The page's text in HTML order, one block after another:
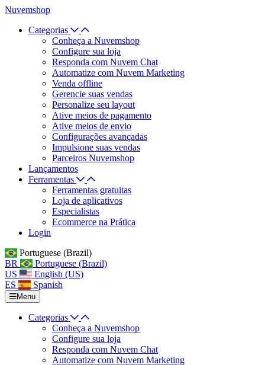
Nuvemshop
Categorias
Conheça a Nuvemshop
Configure sua loja
Responda com Nuvem Chat
Automatize com Nuvem Marketing
Venda offline
Gerencie suas vendas
Personalize seu layout
Ative meios de pagamento
Ative meios de envio
Configurações avançadas
Impulsione suas vendas
Parceiros Nuvemshop
Lançamentos
Ferramentas
Ferramentas gratuitas
Loja de aplicativos
Especialistas
Ecommerce na Prática
Login
Portuguese (Brazil)
BR
Portuguese (Brazil)
US
English (US)
ES
Spanish
Menu
Categorias
Conheça a Nuvemshop
Configure sua loja
Responda com Nuvem Chat
Automatize com Nuvem Marketing